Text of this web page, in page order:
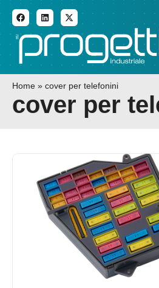
Home » cover per telefonini
cover per